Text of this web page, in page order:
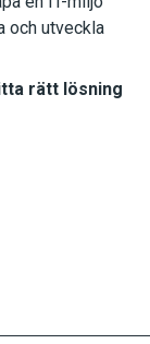
och utveckla
rätt lösning